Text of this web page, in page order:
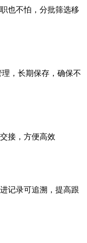
也不怕，分批筛选移
，长期保存，确保不
接，方便高效
记录可追溯，提高跟